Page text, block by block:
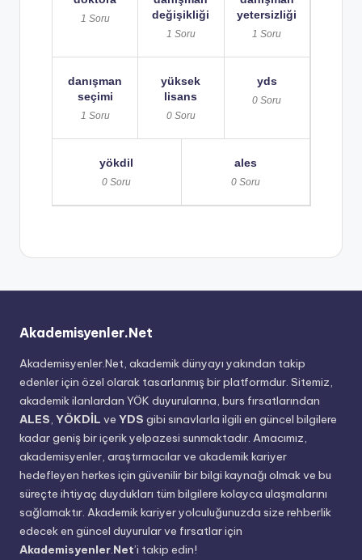
1 Soru
değişikliği
1 Soru
yetersizliği
1 Soru
danışman
seçimi
1 Soru
yüksek
lisans
0 Soru
yds
0 Soru
yökdi̇l
0 Soru
ales
0 Soru
Akademisyenler.Net
Akademisyenler.Net, akademik dünyayı yakından takip
edenler için özel olarak tasarlanmış bir platformdur. Sitemiz,
akademik ilanlardan YÖK duyurularına, burs fırsatlarından
ALES, YÖKDİL ve YDS gibi sınavlarla ilgili en güncel bilgilere
kadar geniş bir içerik yelpazesi sunmaktadır. Amacımız,
akademisyenler, araştırmacılar ve akademik kariyer
hedefleyen herkes için güvenilir bir bilgi kaynağı olmak ve bu
süreçte ihtiyaç duydukları tüm bilgilere kolayca ulaşmalarını
sağlamaktır. Akademik kariyer yolculuğunuzda size rehberlik
edecek en güncel duyurular ve fırsatlar için
Akademisyenler.Net’i takip edin!